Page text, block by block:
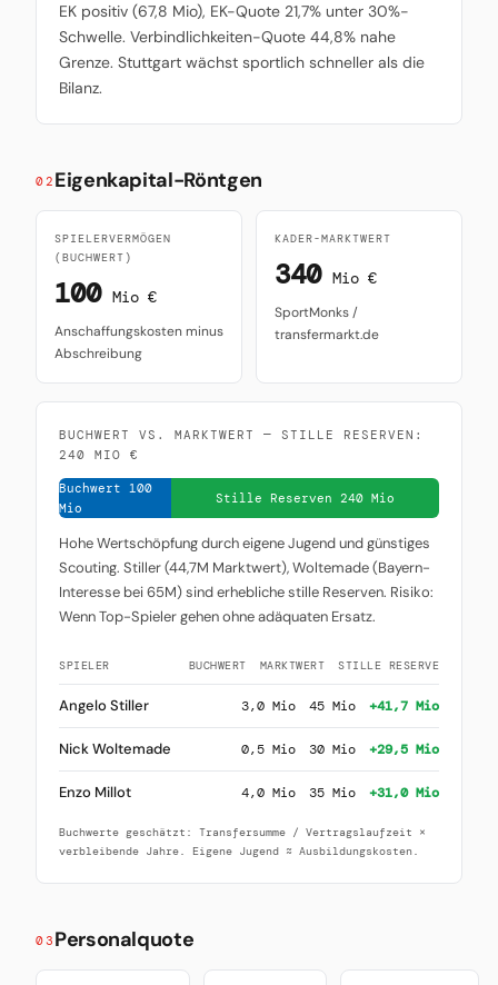
EK positiv (67,8 Mio), EK-Quote 21,7% unter 30%-
Schwelle. Verbindlichkeiten-Quote 44,8% nahe
Grenze. Stuttgart wächst sportlich schneller als die
Bilanz.
02 Eigenkapital-Röntgen
SPIELERVERMÖGEN
(BUCHWERT)
100 Mio €
Anschaffungskosten minus
Abschreibung
KADER-MARKTWERT
340 Mio €
SportMonks /
transfermarkt.de
BUCHWERT VS. MARKTWERT — STILLE RESERVEN:
240 MIO €
Buchwert 100
Mio
Stille Reserven 240 Mio
Hohe Wertschöpfung durch eigene Jugend und günstiges
Scouting. Stiller (44,7M Marktwert), Woltemade (Bayern-
Interesse bei 65M) sind erhebliche stille Reserven. Risiko:
Wenn Top-Spieler gehen ohne adäquaten Ersatz.
SPIELER BUCHWERT MARKTWERT STILLE RESERVE
Angelo Stiller 3,0 Mio 45 Mio +41,7 Mio
Nick Woltemade 0,5 Mio 30 Mio +29,5 Mio
Enzo Millot 4,0 Mio 35 Mio +31,0 Mio
Buchwerte geschätzt: Transfersumme / Vertragslaufzeit ×
verbleibende Jahre. Eigene Jugend ≈ Ausbildungskosten.
03 Personalquote